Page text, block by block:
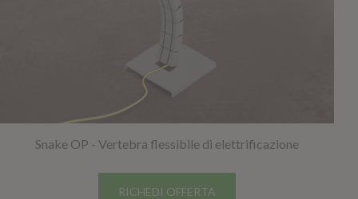
Snake OP - Vertebra flessibile di elettrificazione
RICHEDI OFFERTA